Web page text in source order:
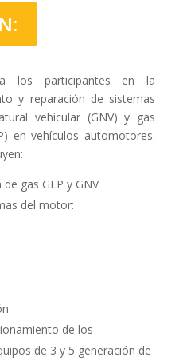
los participantes en la
y reparación de sistemas
vehicular (GNV) y gas
en vehículos automotores.
gas GLP y GNV
del motor:
de los
de 3 y 5 generación de